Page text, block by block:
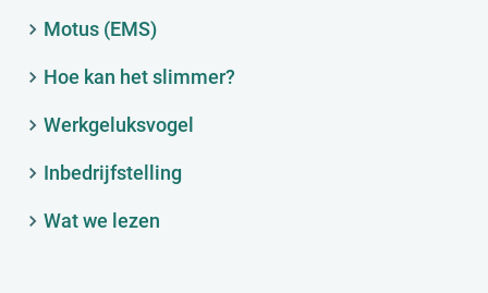
Motus (EMS)
Hoe kan het slimmer?
Werkgeluksvogel
Inbedrijfstelling
Wat we lezen